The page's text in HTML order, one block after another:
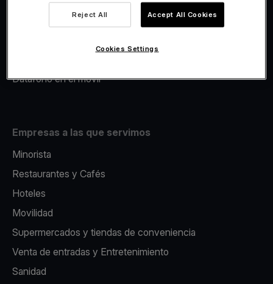
Avance Comercial
Datáfono en el movil
Empresas a las que servimos
Minorista
Restaurantes y Cafés
Hoteles
Movilidad
Supermercados y tiendas de conveniencia
Venta de entradas y Entretenimiento
Sanidad
Reject All Accept All Cookies
Cookies Settings